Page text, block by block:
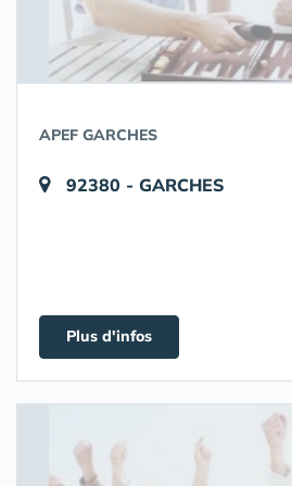
APEF GARCHES
92380 - GARCHES
Plus d'infos